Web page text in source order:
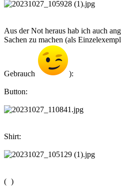
Aus der Not heraus hab ich auch
Sachen zu machen (als
Gebrauch ):
Button:
Shirt:
( )